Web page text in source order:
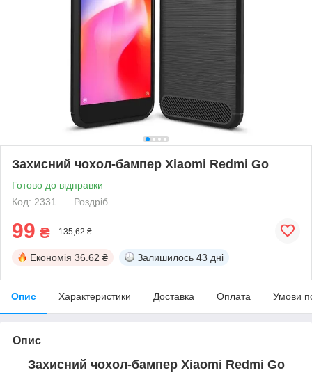
Захисний чохол-бампер Xiaomi Redmi Go
Готово до відправки
Код: 2331
Роздріб
99 ₴ 135,62 ₴
Економія 36.62 ₴ Залишилось 43 дні
Опис Характеристики Доставка Оплата Умови
Опис
Захисний чохол-бампер Xiaomi Redmi Go